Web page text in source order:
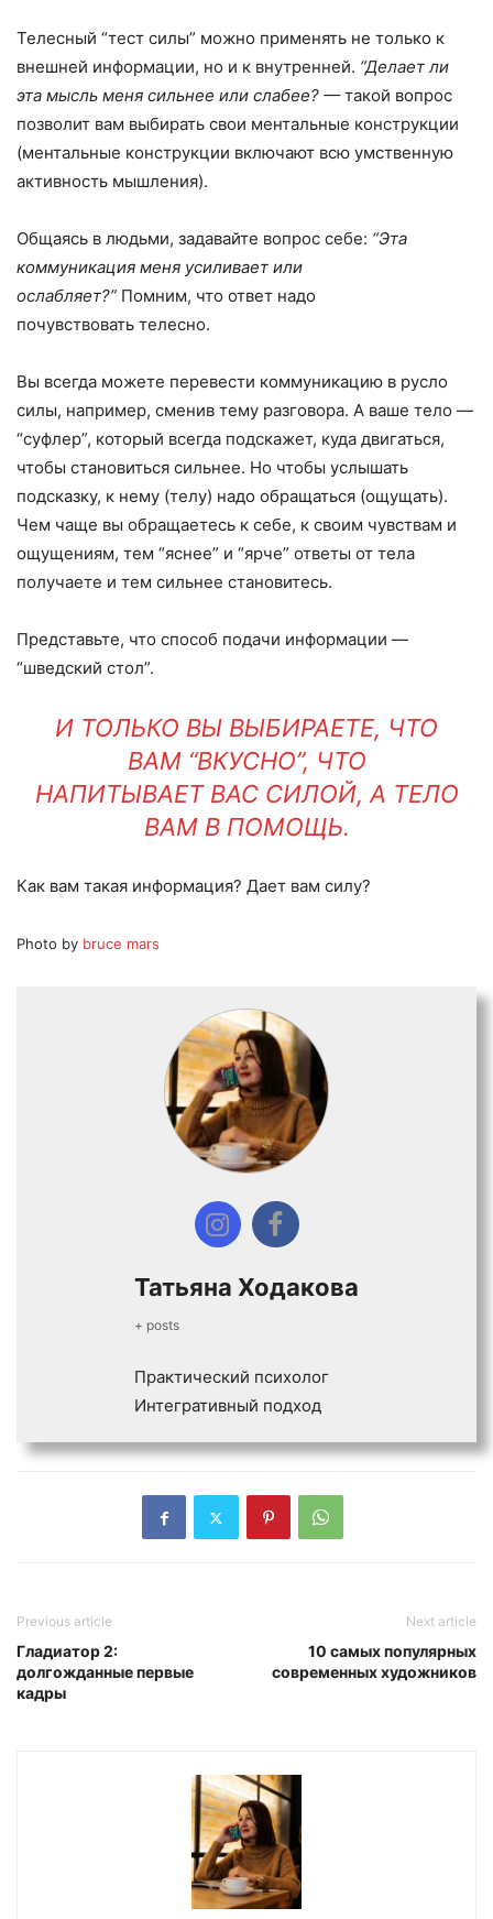
Телесный “тест силы” можно применять не только к
внешней информации, но и к внутренней. “Делает ли
эта мысль меня сильнее или слабее? — такой вопрос
позволит вам выбирать свои ментальные конструкции
(ментальные конструкции включают всю умственную
активность мышления).
Общаясь в людьми, задавайте вопрос себе: “Эта
коммуникация меня усиливает или
ослабляет?” Помним, что ответ надо
почувствовать телесно.
Вы всегда можете перевести коммуникацию в русло
силы, например, сменив тему разговора. А ваше тело —
“суфлер”, который всегда подскажет, куда двигаться,
чтобы становиться сильнее. Но чтобы услышать
подсказку, к нему (телу) надо обращаться (ощущать).
Чем чаще вы обращаетесь к себе, к своим чувствам и
ощущениям, тем “яснее” и “ярче” ответы от тела
получаете и тем сильнее становитесь.
Представьте, что способ подачи информации —
“шведский стол”.
И ТОЛЬКО ВЫ ВЫБИРАЕТЕ, ЧТО
ВАМ “ВКУСНО”, ЧТО
НАПИТЫВАЕТ ВАС СИЛОЙ, А ТЕЛО
ВАМ В ПОМОЩЬ.
Как вам такая информация? Дает вам силу?
Photo by bruce mars
Татьяна Ходакова
+ posts
Практический психолог
Интегративный подход
Previous article
Гладиатор 2:
долгожданные первые
кадры
Next article
10 самых популярных
современных художников